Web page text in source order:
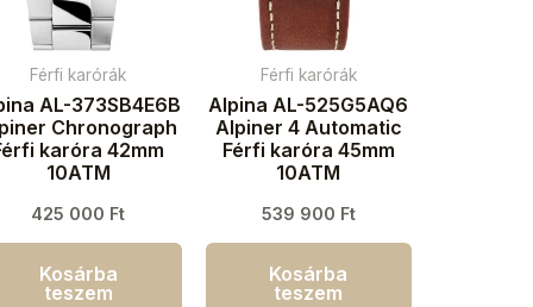
Férfi karórák
AL-373SB4E6B
Chronograph
karóra 42mm
10ATM
425 000 Ft
Kosárba
teszem
Férfi karórák
Alpina AL-525G5AQ6
Alpiner 4 Automatic
Férfi karóra 45mm
10ATM
539 900 Ft
Kosárba
teszem